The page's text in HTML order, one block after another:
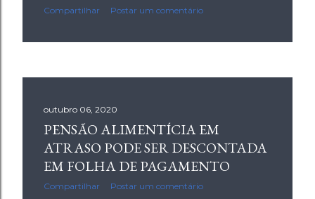
Compartilhar Postar um comentário
outubro 06, 2020
PENSÃO ALIMENTÍCIA EM
ATRASO PODE SER DESCONTADA
EM FOLHA DE PAGAMENTO
Compartilhar Postar um comentário